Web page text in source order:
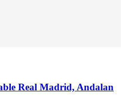
Real Madrid, Andalan